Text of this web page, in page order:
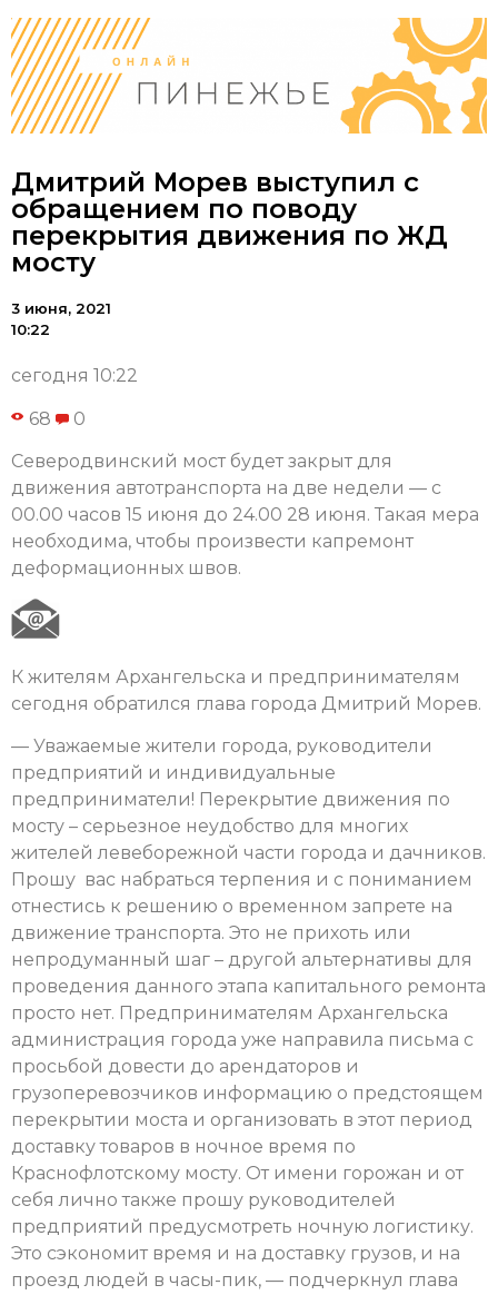
Дмитрий Морев выступил с
обращением по поводу
перекрытия движения по ЖД
мосту
3 июня, 2021
10:22
сегодня 10:22
68 0
Северодвинский мост будет закрыт для
движения автотранспорта на две недели — с
00.00 часов 15 июня до 24.00 28 июня. Такая мера
необходима, чтобы произвести капремонт
деформационных швов.
К жителям Архангельска и предпринимателям
сегодня обратился глава города Дмитрий Морев.
— Уважаемые жители города, руководители
предприятий и индивидуальные
предприниматели! Перекрытие движения по
мосту – серьезное неудобство для многих
жителей левеборежной части города и дачников.
Прошу вас набраться терпения и с пониманием
отнестись к решению о временном запрете на
движение транспорта. Это не прихоть или
непродуманный шаг – другой альтернативы для
проведения данного этапа капитального ремонта
просто нет. Предпринимателям Архангельска
администрация города уже направила письма с
просьбой довести до арендаторов и
грузоперевозчиков информацию о предстоящем
перекрытии моста и организовать в этот период
доставку товаров в ночное время по
Краснофлотскому мосту. От имени горожан и от
себя лично также прошу руководителей
предприятий предусмотреть ночную логистику.
Это сэкономит время и на доставку грузов, и на
проезд людей в часы-пик, — подчеркнул глава